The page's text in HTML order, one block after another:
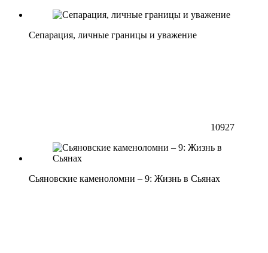
Сепарация, личные границы и уважение
10927
Сьяновские каменоломни – 9: Жизнь в Сьянах